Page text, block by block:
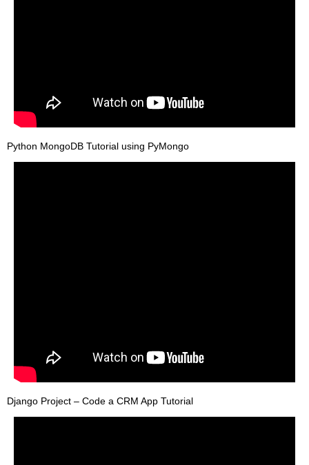
Python MongoDB Tutorial using PyMongo
Django Project – Code a CRM App Tutorial